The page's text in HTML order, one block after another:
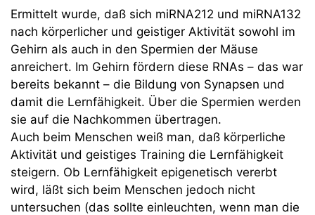
Ermittelt wurde, daß sich miRNA212 und miRNA132
nach körperlicher und geistiger Aktivität sowohl im
Gehirn als auch in den Spermien der Mäuse
anreichert. Im Gehirn fördern diese RNAs – das war
bereits bekannt – die Bildung von Synapsen und
damit die Lernfähigkeit. Über die Spermien werden
sie auf die Nachkommen übertragen.
Auch beim Menschen weiß man, daß körperliche
Aktivität und geistiges Training die Lernfähigkeit
steigern. Ob Lernfähigkeit epigenetisch vererbt
wird, läßt sich beim Menschen jedoch nicht
untersuchen (das sollte einleuchten, wenn man die